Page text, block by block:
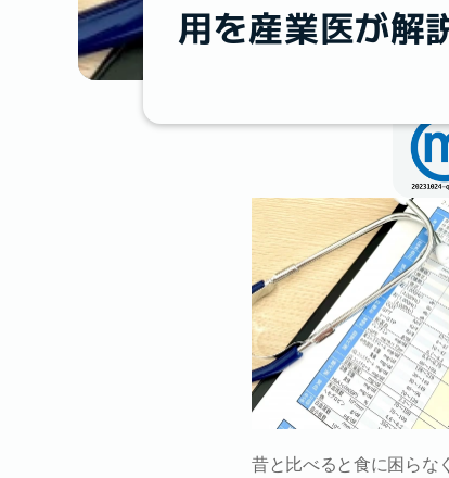
用を産業医が解
昔と比べると食に困らな